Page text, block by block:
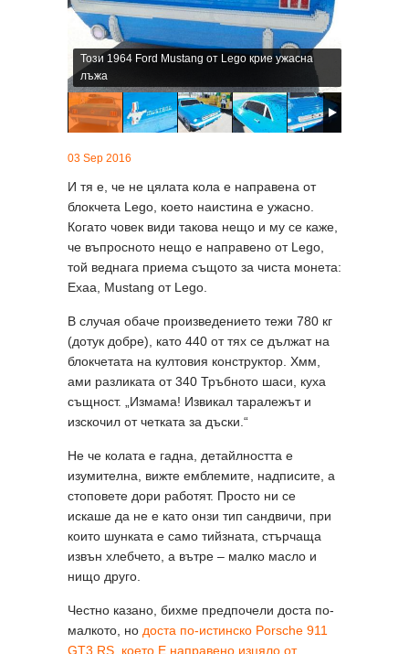
Този 1964 Ford Mustang от Legо крие ужасна
лъжа
03 Sep 2016
И тя е, че не цялата кола е направена от
блокчета Lego, което наистина е ужасно.
Когато човек види такова нещо и му се каже,
че въпросното нещо е направено от Lego,
той веднага приема същото за чиста монета:
Ехаа, Mustang от Lego.
В случая обаче произведението тежи 780 кг
(дотук добре), като 440 от тях се дължат на
блокчетата на култовия конструктор. Хмм,
ами разликата от 340 Тръбното шаси, куха
същност. „Измама! Извикал таралежът и
изскочил от четката за дъски.“
Не че колата е гадна, детайлността е
изумителна, вижте емблемите, надписите, а
стоповете дори работят. Просто ни се
искаше да не е като онзи тип сандвичи, при
които шунката е само тийзната, стърчаща
извън хлебчето, а вътре – малко масло и
нищо друго.
Честно казано, бихме предпочели доста по-
малкото, но доста по-истинско Porsche 911
GT3 RS, което Е направено изцяло от